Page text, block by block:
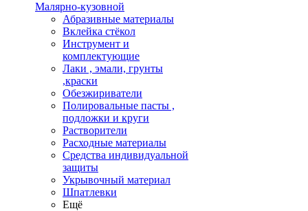
Малярно-кузовной
Абразивные материалы
Вклейка стёкол
Инструмент и
комплектующие
Лаки , эмали, грунты
,краски
Обезжириватели
Полировальные пасты ,
подложки и круги
Растворители
Расходные материалы
Средства индивидуальной
защиты
Укрывочный материал
Шпатлевки
Ещё